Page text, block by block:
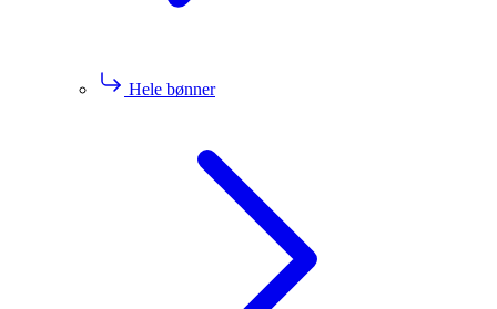
Hele bønner